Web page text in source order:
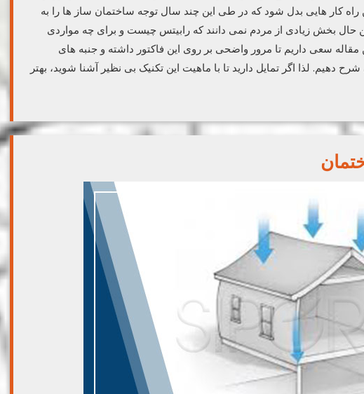
راه کار هایی بدل شود که در طی این چند سال توجه ساختمان ساز ها را به
بخش زیادی از مردم نمی دانند که رابیتس چیست و برای چه مواردی
مقاله سعی داریم تا مرور واضحی بر روی این فاکتور داشته و جنبه های
دهیم. لذا اگر تمایل دارید تا با ماهیت این تکنیک بی نظیر آشنا شوید، بهتر